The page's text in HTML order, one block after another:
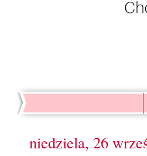
niedziela, 26